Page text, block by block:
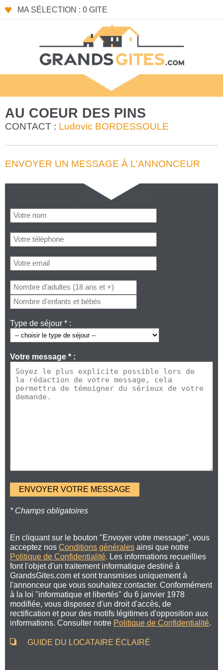
MA SÉLECTION : 0 GITE
AU COEUR DES PINS
CONTACT : Ludovic BORDESSOULE
ENVOYER UN MESSAGE À L'ANNONCEUR
Type de séjour * :
Votre message * :
* Champs obligatoires
En cliquant sur le bouton "Envoyer votre message", vous
acceptez nos Conditions générales ainsi que notre
Politique de Confidentialité. Les informations recueillies
font l'objet d'un traitement informatique destiné à
GrandsGites.com et sont transmises uniquement à
l'annonceur que vous souhaitez contacter. Conformément
à la loi "informatique et libertés" du 6 janvier 1978
modifiée, vous disposez d'un droit d'accès, de
rectification et pour des motifs légitimes d'opposition aux
informations. Consulter notre Politique de Confidentialité.
GUIDE DU LOCATAIRE ÉCLAIRÉ